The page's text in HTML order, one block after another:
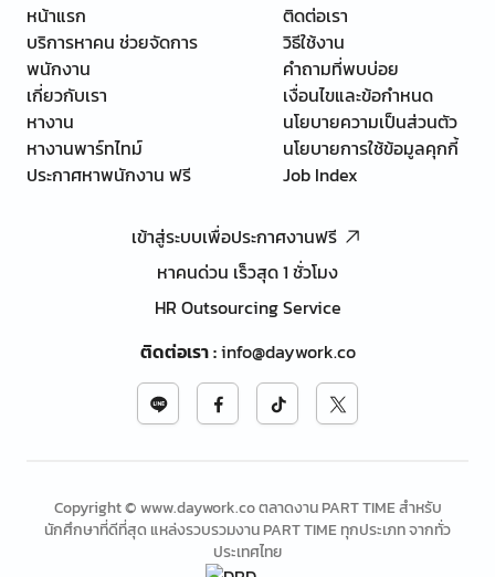
หน้าแรก
บริการหาคน ช่วยจัดการ
พนักงาน
เกี่ยวกับเรา
หางาน
หางานพาร์ทไทม์
ประกาศหาพนักงาน ฟรี
ติดต่อเรา
วิธีใช้งาน
คำถามที่พบบ่อย
เงื่อนไขและข้อกำหนด
นโยบายความเป็นส่วนตัว
นโยบายการใช้ข้อมูลคุกกี้
Job Index
เข้าสู่ระบบเพื่อประกาศงานฟรี
หาคนด่วน เร็วสุด 1 ชั่วโมง
HR Outsourcing Service
ติดต่อเรา:info@daywork.co
Copyright © www.daywork.co ตลาดงาน PART TIME สำหรับ
นักศึกษาที่ดีที่สุด แหล่งรวบรวมงาน PART TIME ทุกประเภท จากทั่ว
ประเทศไทย